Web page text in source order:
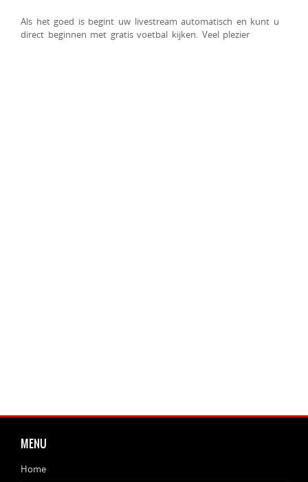
Als het goed is begint uw livestream automatisch en kunt u
direct beginnen met gratis voetbal kijken. Veel plezier
MENU
Home